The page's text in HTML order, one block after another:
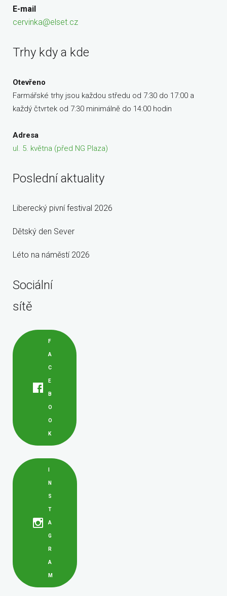
E-mail
cervinka@elset.cz
Trhy kdy a kde
Otevřeno
Farmářské trhy jsou každou středu od 7:30 do 17:00 a
každý čtvrtek od 7:30 minimálně do 14:00 hodin
Adresa
ul. 5. května (před NG Plaza)
Poslední aktuality
Liberecký pivní festival 2026
Dětský den Sever
Léto na náměstí 2026
Sociální
sítě
F
A
C
E
B
O
O
K
N
S
T
A
G
R
A
M